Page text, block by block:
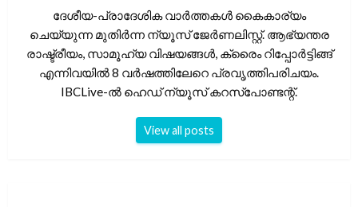
ദേശീയ-പ്രാദേശിക വാർത്തകൾ കൈകാര്യം
ചെയ്യുന്ന മുതിർന്ന ന്യൂസ് ജേർണലിസ്റ്റ്. ആഭ്യന്തര
രാഷ്ട്രീയം, സാമൂഹ്യ വിഷയങ്ങൾ, ക്രൈം റിപ്പോർട്ടിങ്ങ്
എന്നിവയിൽ 8 വർഷത്തിലേറെ പ്രവൃത്തിപരിചയം.
IBCLive-ൽ ഹെഡ് ന്യൂസ് കറസ്പോണ്ടന്റ്.
View all posts